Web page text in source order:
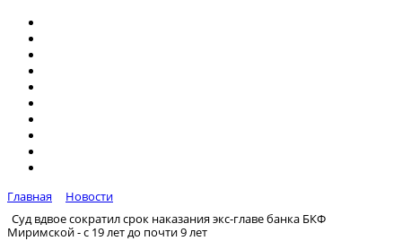
Главная
Новости
Суд вдвое сократил срок наказания экс-главе банка БКФ
Миримской - с 19 лет до почти 9 лет